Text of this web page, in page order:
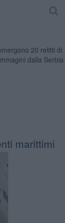
marittimi